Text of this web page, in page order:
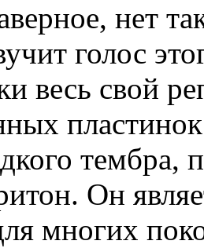
нет
голос
весь свой
тембра,
Он
многих